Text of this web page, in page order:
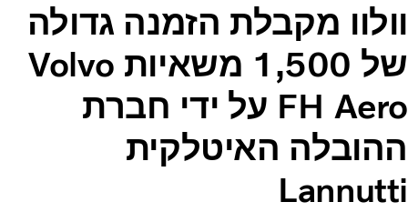
משאיות
שירות
מרכזי שירות
חדשות
אודות
צור קשר
וולוו מקבלת הזמנה גדולה
של 1,500 משאיות Volvo
FH Aero על ידי חברת
ההובלה האיטלקית
Lannutti